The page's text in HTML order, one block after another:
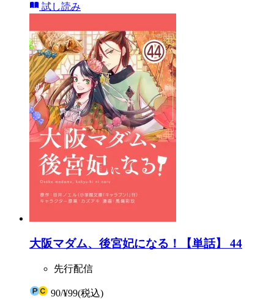
試し読み
大阪マダム、後宮妃になる！【単話】 44
先行配信
90/¥99(税込)